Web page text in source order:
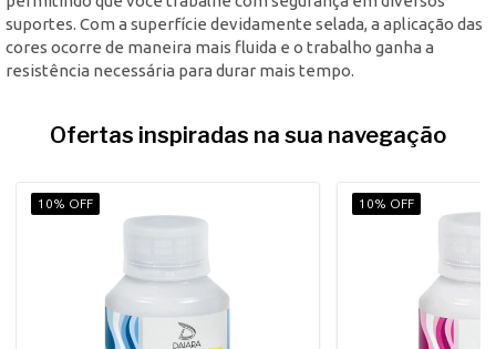
suportes. Com a superfície devidamente selada, a aplicação das
cores ocorre de maneira mais fluida e o trabalho ganha a
resistência necessária para durar mais tempo.
Ofertas inspiradas na sua navegação
10% OFF 10% OFF